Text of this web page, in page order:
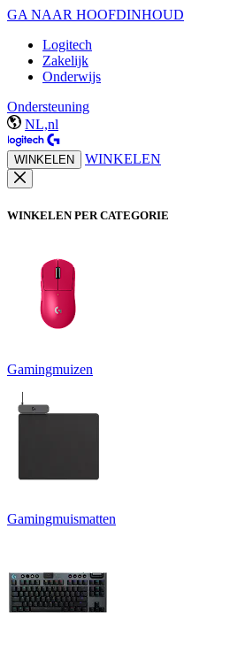
GA NAAR HOOFDINHOUD
Logitech
Zakelijk
Onderwijs
Ondersteuning
NL,nl
WINKELEN WINKELEN
WINKELEN PER CATEGORIE
Gamingmuizen
Gamingmuismatten